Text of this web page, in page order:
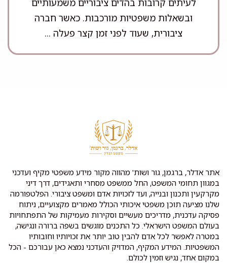
לעיתים קרובות בהדים ציבוריים משמעותיים
ובשאלות משפטיות מורכבות. כאשר חברה
ציבורית, שעוד לפני זמן קצר פעלה ...
אתר אדלר, ברגמן, גור ושות' מהווה מקור מידע משפטי מקיף ועדכני
במגוון תחומי המשפט, החל ממשפט מסחרי ותאגידים, דרך דיני
מקרקעין ותכנון ובנייה, ועד לזכויות אדם ומשפט ציבורי. הפלטפורמה
שלנו מציעה תוכן משפטי איכותי הכולל מאמרים מקצועיים, ניתוח
פסיקה עדכנית, מדריכים מעשיים וסקירות מעמיקות של התפתחויות
בעולם המשפט הישראלי. כל התכנים מוגשים בשפה ברורה ונגישה,
במטרה לאפשר לכל אדם להבין טוב יותר את זכויותיו וחובותיו
המשפטיות. המידע המקיף, המדויק והעדכני נמצא כאן עבורכם - הכל
במקום אחד, נגיש וזמין לכולם.